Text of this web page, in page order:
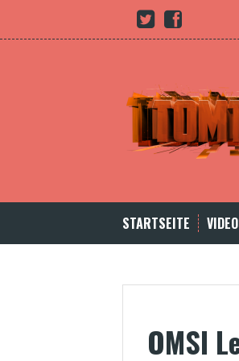
content
Youtube
twitterFacebook
STARTSEITE
OMSI